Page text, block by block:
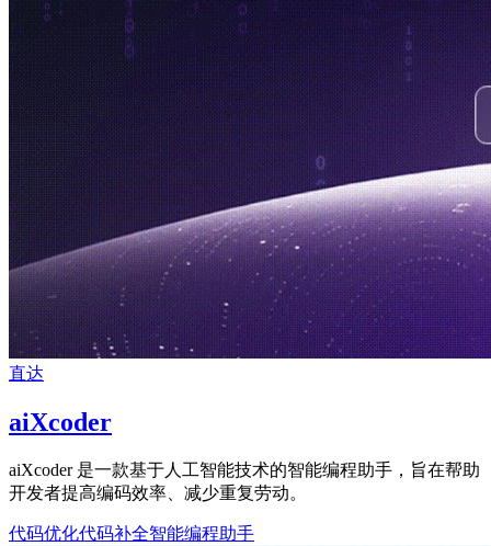
直达
aiXcoder
aiXcoder 是一款基于人工智能技术的智能编程助手，旨在帮助
开发者提高编码效率、减少重复劳动。
代码优化代码补全智能编程助手